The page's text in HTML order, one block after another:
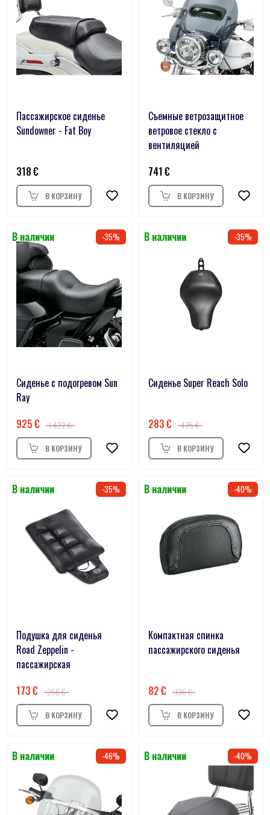
Пассажирское сиденье
Sundowner - Fat Boy
318
Съемные ветрозащитное
ветровое стекло с
вентиляцией
741
35
Сиденье с подогревом Sun
Ray
925
1 422
35
Сиденье Super Reach Solo
283 435
35
Подушка для сиденья
Road Zeppelin -
пассажирская
173
266
40
Компактная спинка
пассажирского сиденья
82 136
46 40